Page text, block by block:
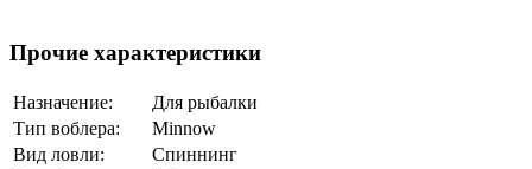
Прочие характеристики
Назначение:
Для рыбалки
Тип воблера:
Minnow
Вид ловли:
Спиннинг